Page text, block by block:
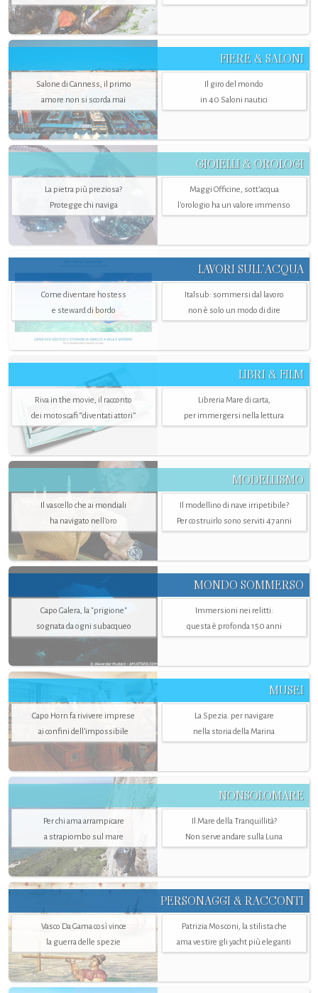
FIERE & SALONI
Salone di Canness, il primo
amore non si scorda mai
Il giro del mondo
in 40 Saloni nautici
GIOIELLI & OROLOGI
La pietra più preziosa?
Protegge chi naviga
Maggi Officine, sott’acqua
l'orologio ha un valore immenso
LAVORI SULL’ACQUA
Come diventare hostess
e steward di bordo
Italsub: sommersi dal lavoro
non è solo un modo di dire
LIBRI & FILM
Riva in the movie, il racconto
dei motoscafi “diventati attori”
Libreria Mare di carta,
per immergersi nella lettura
MODELLISMO
Il vascello che ai mondiali
ha navigato nell’oro
Il modellino di nave irripetibile?
Per costruirlo sono serviti 47 anni
MONDO SOMMERSO
Capo Galera, la "prigione"
sognata da ogni subacqueo
Immersioni nei relitti:
questa è profonda 150 anni
MUSEI
Capo Horn fa rivivere imprese
ai confini dell’impossibile
La Spezia. per navigare
nella storia della Marina
NONSOLOMARE
Per chi ama arrampicare
a strapiombo sul mare
Il Mare della Tranquillità?
Non serve andare sulla Luna
PERSONAGGI & RACCONTI
Vasco Da Gama così vince
la guerra delle spezie
Patrizia Mosconi, la stilista che
ama vestire gli yacht più eleganti